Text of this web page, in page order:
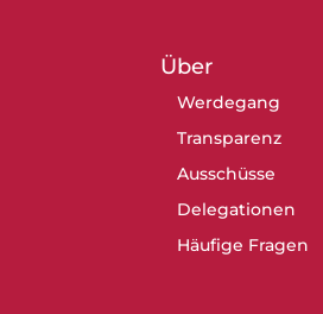
Über
Werdegang
Transparenz
Ausschüsse
Delegationen
Häufige Fragen